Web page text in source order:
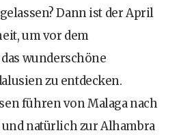
Dann ist der April
um vor dem
wunderschöne
zu entdecken.
führen von Malaga nach
und natürlich zur Alhambra